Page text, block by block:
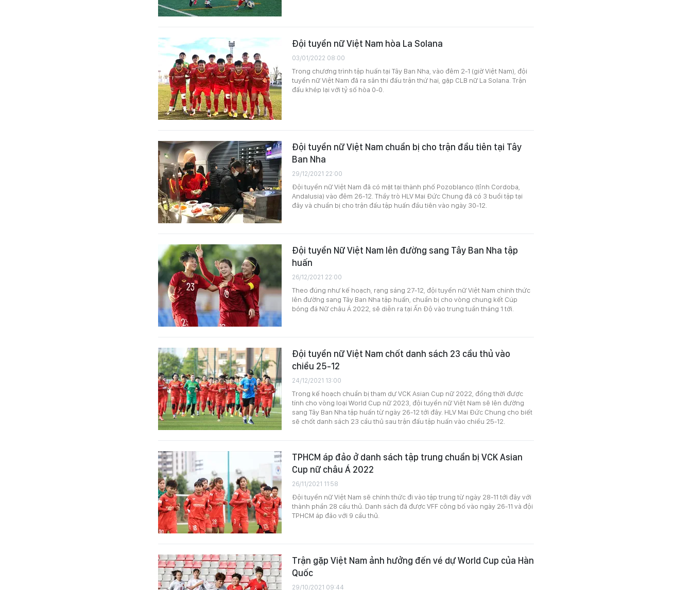
Đội tuyển nữ Việt Nam hòa La Solana
03/01/2022 08:00
Trong chương trình tập huấn tại Tây Ban Nha, vào đêm 2-1 (giờ Việt Nam), đội
tuyển nữ Việt Nam đã ra sân thi đấu trận thứ hai, gặp CLB nữ La Solana. Trận
đấu khép lại với tỷ số hòa 0-0.
Đội tuyển nữ Việt Nam chuẩn bị cho trận đầu tiên tại Tây
Ban Nha
29/12/2021 22:00
Đội tuyển nữ Việt Nam đã có mặt tại thành phố Pozoblanco (tỉnh Cordoba,
Andalusia) vào đêm 26-12. Thầy trò HLV Mai Đức Chung đã có 3 buổi tập tại
đây và chuẩn bị cho trận đấu tập huấn đầu tiên vào ngày 30-12.
Đội tuyển Nữ Việt Nam lên đường sang Tây Ban Nha tập
huấn
26/12/2021 22:00
Theo đúng như kế hoạch, rạng sáng 27-12, đội tuyển nữ Việt Nam chính thức
lên đường sang Tây Ban Nha tập huấn, chuẩn bị cho vòng chung kết Cúp
bóng đá Nữ châu Á 2022, sẽ diễn ra tại Ấn Độ vào trung tuần tháng 1 tới.
Đội tuyển nữ Việt Nam chốt danh sách 23 cầu thủ vào
chiều 25-12
24/12/2021 13:00
Trong kế hoạch chuẩn bị tham dự VCK Asian Cup nữ 2022, đồng thời được
tính cho vòng loại World Cup nữ 2023, đội tuyển nữ Việt Nam sẽ lên đường
sang Tây Ban Nha tập huấn từ ngày 26-12 tới đây. HLV Mai Đức Chung cho biết
sẽ chốt danh sách 23 cầu thủ sau trận đấu tập huấn vào chiều 25-12.
TPHCM áp đảo ở danh sách tập trung chuẩn bị VCK Asian
Cup nữ châu Á 2022
26/11/2021 11:58
Đội tuyển nữ Việt Nam sẽ chính thức đi vào tập trung từ ngày 28-11 tới đây với
thành phần 28 cầu thủ. Danh sách đã được VFF công bố vào ngày 26-11 và đội
TPHCM áp đảo với 9 cầu thủ.
Trận gặp Việt Nam ảnh hưởng đến vé dự World Cup của Hàn
Quốc
29/10/2021 09:44